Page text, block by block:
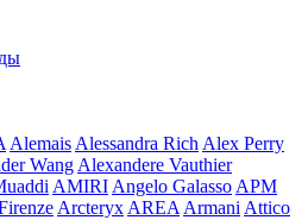
AlemaisAlessandra RichAlex Perry
WangAlexandere Vauthier
AMIRIAngelo GalassoAPM
ArcteryxAREAArmaniAttico